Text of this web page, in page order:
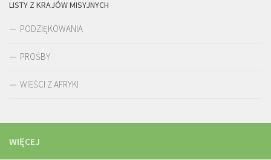
LISTY Z KRAJÓW MISYJNYCH
PODZIĘKOWANIA
PROŚBY
WIEŚCI Z AFRYKI
WIĘCEJ